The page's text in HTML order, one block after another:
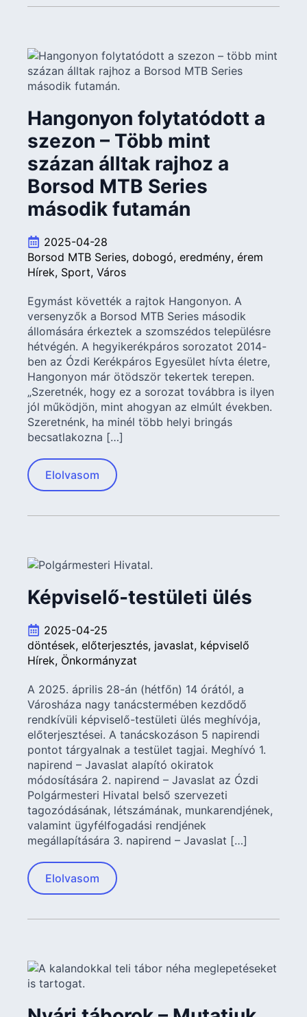
Hangonyon folytatódott a
szezon – Több mint
százan álltak rajhoz a
Borsod MTB Series
második futamán
2025-04-28
Borsod MTB Series dobogó eredmény érem
Hírek Sport Város
Egymást követték a rajtok Hangonyon. A
versenyzők a Borsod MTB Series második
állomására érkeztek a szomszédos településre
hétvégén. A hegyikerékpáros sorozatot 2014-
ben az Ózdi Kerékpáros Egyesület hívta életre,
Hangonyon már ötödször tekertek terepen.
„Szeretnék, hogy ez a sorozat továbbra is ilyen
jól működjön, mint ahogyan az elmúlt években.
Szeretnénk, ha minél több helyi bringás
becsatlakozna […]
Elolvasom
Képviselő-testületi ülés
2025-04-25
döntések előterjesztés javaslat képviselő
Hírek Önkormányzat
A 2025. április 28-án (hétfőn) 14 órától, a
Városháza nagy tanácstermében kezdődő
rendkívüli képviselő-testületi ülés meghívója,
előterjesztései. A tanácskozáson 5 napirendi
pontot tárgyalnak a testület tagjai. Meghívó 1.
napirend – Javaslat alapító okiratok
módosítására 2. napirend – Javaslat az Ózdi
Polgármesteri Hivatal belső szervezeti
tagozódásának, létszámának, munkarendjének,
valamint ügyfélfogadási rendjének
megállapítására 3. napirend – Javaslat […]
Elolvasom